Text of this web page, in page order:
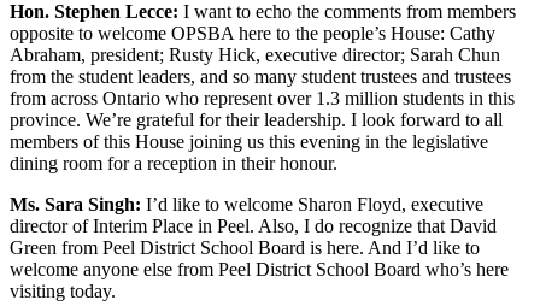
Hon. Stephen Lecce: I want to echo the comments from members
opposite to welcome OPSBA here to the people’s House: Cathy
Abraham, president; Rusty Hick, executive director; Sarah Chun
from the student leaders, and so many student trustees and trustees
from across Ontario who represent over 1.3 million students in this
province. We’re grateful for their leadership. I look forward to all
members of this House joining us this evening in the legislative
dining room for a reception in their honour.
Ms. Sara Singh: I’d like to welcome Sharon Floyd, executive
director of Interim Place in Peel. Also, I do recognize that David
Green from Peel District School Board is here. And I’d like to
welcome anyone else from Peel District School Board who’s here
visiting today.